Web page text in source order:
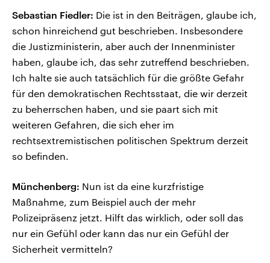
Sebastian Fiedler: Die ist in den Beiträgen, glaube ich,
schon hinreichend gut beschrieben. Insbesondere
die Justizministerin, aber auch der Innenminister
haben, glaube ich, das sehr zutreffend beschrieben.
Ich halte sie auch tatsächlich für die größte Gefahr
für den demokratischen Rechtsstaat, die wir derzeit
zu beherrschen haben, und sie paart sich mit
weiteren Gefahren, die sich eher im
rechtsextremistischen politischen Spektrum derzeit
so befinden.
Münchenberg: Nun ist da eine kurzfristige
Maßnahme, zum Beispiel auch der mehr
Polizeipräsenz jetzt. Hilft das wirklich, oder soll das
nur ein Gefühl oder kann das nur ein Gefühl der
Sicherheit vermitteln?